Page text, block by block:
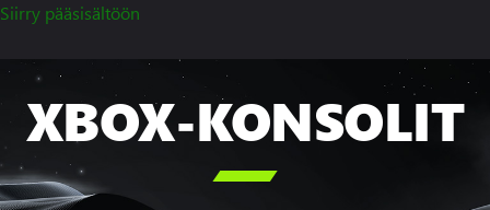
Siirry pääsisältöön
XBOX-KONSOLIT
